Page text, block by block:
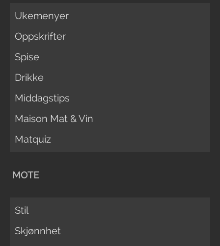
Ukemenyer
Oppskrifter
Spise
Drikke
Middagstips
Maison Mat & Vin
Matquiz
MOTE
Stil
Skjønnhet